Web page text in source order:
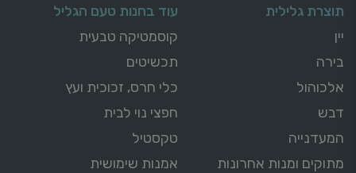
תוצרת גלילית
יין
בירה
אלכוהול
דבש
המעדנייה
מתוקים ומנות אחרונות
עוד בחנות טעם הגליל
קוסמטיקה טבעית
תכשיטים
כלי חרס, זכוכית ועץ
חפצי נוי לבית
טקסטיל
אמנות שימושית